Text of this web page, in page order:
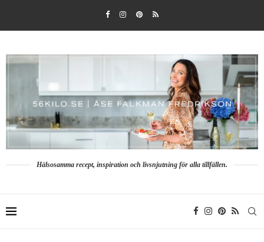
Hälsosamma recept, inspiration och livsnjutning för alla tillfällen.